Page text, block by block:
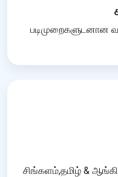
படிமுறைகளுடனான
சிங்களம்,தமிழ் &